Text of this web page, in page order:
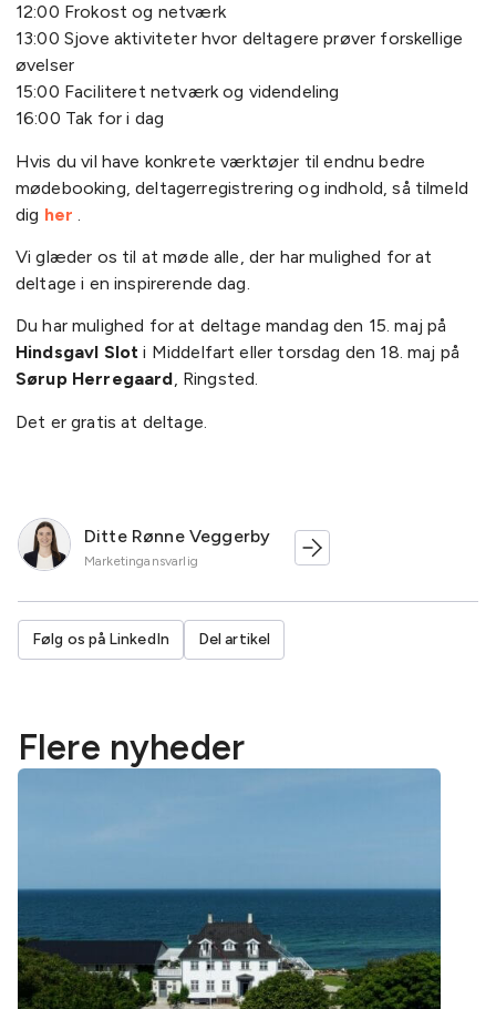
12:00 Frokost og netværk
13:00 Sjove aktiviteter hvor deltagere prøver forskellige
øvelser
15:00 Faciliteret netværk og videndeling
16:00 Tak for i dag
Hvis du vil have konkrete værktøjer til endnu bedre
mødebooking, deltagerregistrering og indhold, så tilmeld
dig her
Vi glæder os til at møde alle, der har mulighed for at
deltage i en inspirerende dag.
Du har mulighed for at deltage mandag den 15. maj på
Hindsgavl Slot i Middelfart eller torsdag den 18. maj på
Sørup Herregaard, Ringsted.
Det er gratis at deltage.
Ditte Rønne Veggerby
Marketingansvarlig
Følg os på LinkedIn Del artikel
Flere nyheder